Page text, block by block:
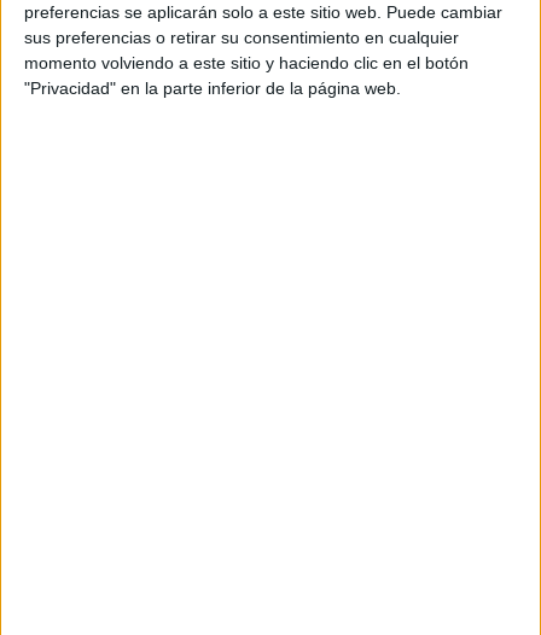
preferencias se aplicarán solo a este sitio web. Puede cambiar
sus preferencias o retirar su consentimiento en cualquier
momento volviendo a este sitio y haciendo clic en el botón
"Privacidad" en la parte inferior de la página web.
La adjudicación del contrato de obra
El segundo de los motivos, que según Fiscalía apunta a